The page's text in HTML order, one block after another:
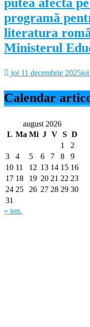
programă
literatura
Ministerul
joi 11 decembrie 2025joi
Calendar
august 2026
L Ma Mi J V S D
1
2
3
4 5 6 7 8
9
10 11 12 13 14 15 16
17 18 19 20 21 22 23
24 25 26 27 28 29 30
31
« iun.